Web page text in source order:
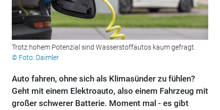
Trotz hohem Potenzial sind Wasserstoffautos kaum gefragt.
© Foto: Daimler
Auto fahren, ohne sich als Klimasünder zu fühlen?
Geht mit einem Elektroauto, also einem Fahrzeug mit
großer schwerer Batterie. Moment mal - es gibt